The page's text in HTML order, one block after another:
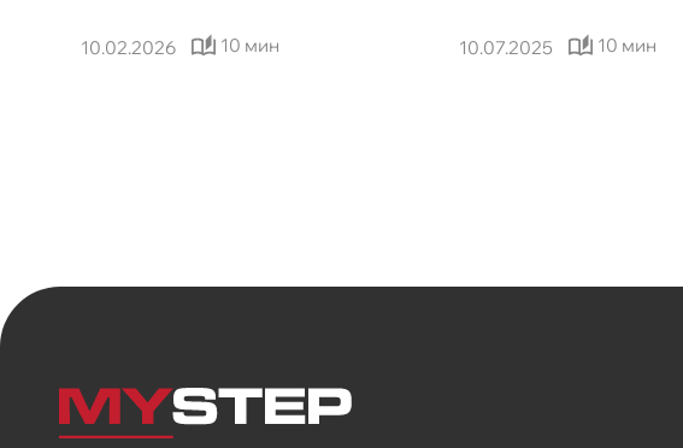
10.02.2026 10 мин 10.07.2025 10 мин